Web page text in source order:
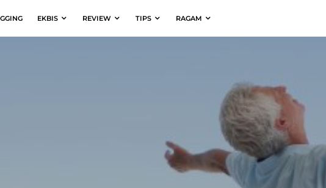
EKBIS REVIEW TIPS RAGAM